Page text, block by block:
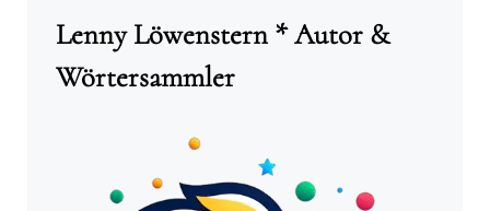
Lenny Löwenstern * Autor &
Wörtersammler